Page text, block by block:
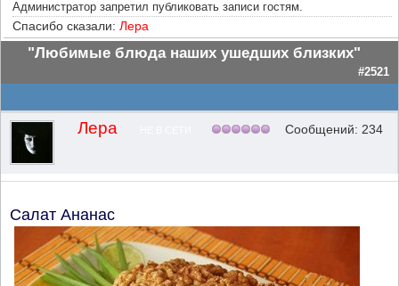
Администратор запретил публиковать записи гостям.
Спасибо сказали: Лера
"Любимые блюда наших ушедших близких"
#2521
Лера Сообщений: 234
Салат Ананас